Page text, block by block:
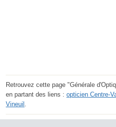
Retrouvez cette page "Générale
en partant des liens : opticien Centre-
Vineuil .